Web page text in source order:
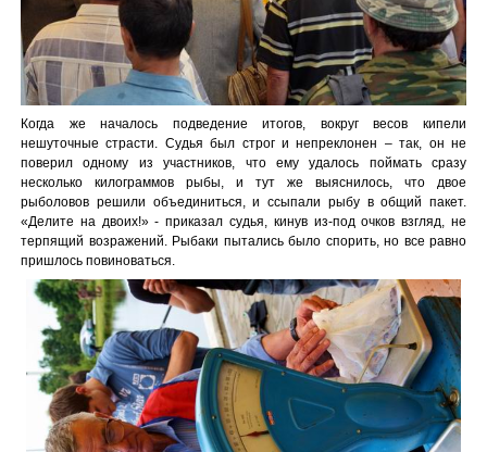
Когда же началось подведение итогов, вокруг весов кипели
нешуточные страсти. Судья был строг и непреклонен – так, он не
поверил одному из участников, что ему удалось поймать сразу
несколько килограммов рыбы, и тут же выяснилось, что двое
рыболовов решили объединиться, и ссыпали рыбу в общий пакет.
«Делите на двоих!» - приказал судья, кинув из-под очков взгляд, не
терпящий возражений. Рыбаки пытались было спорить, но все равно
пришлось повиноваться.